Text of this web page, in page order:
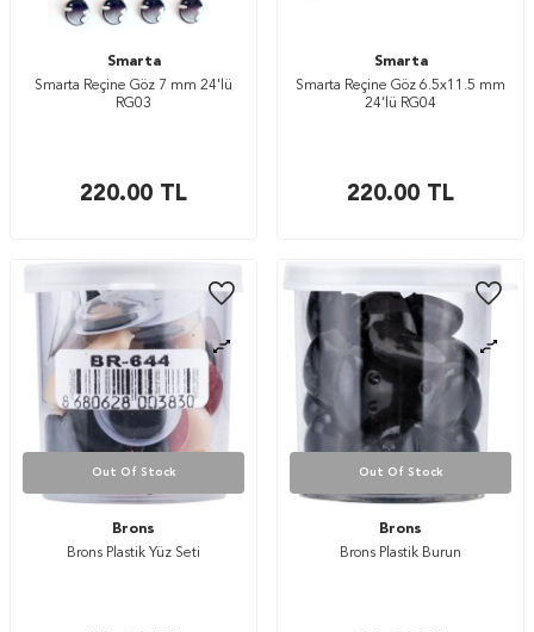
Smarta
Smarta Reçine Göz 7 mm 24'lü
RG03
220.00 TL
Smarta
Smarta Reçine Göz 6.5x11.5 mm
24’lü RG04
220.00 TL
Out Of Stock
Brons
Brons Plastik Yüz Seti
Out Of Stock
Brons
Brons Plastik Burun